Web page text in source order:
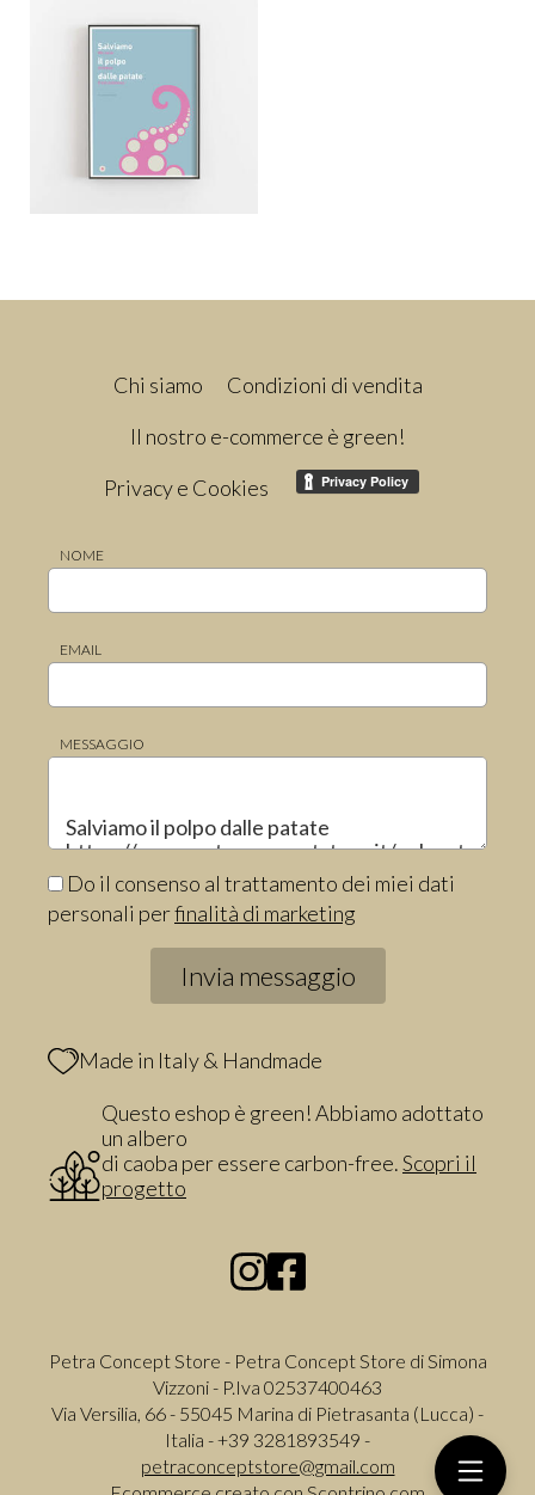
Chi siamo
Condizioni di vendita
Il nostro e-commerce è green!
Privacy e Cookies
NOME
EMAIL
MESSAGGIO
Do il consenso al trattamento dei miei dati
personali perfinalità di marketing
Made in Italy & Handmade
Questo eshop è green! Abbiamo adottato
un albero
di caoba per essere carbon-free.Scopri il
progetto
Petra Concept Store - Petra Concept Store di Simona
Vizzoni - P.Iva 02537400463
Via Versilia, 66 - 55045 Marina di Pietrasanta (Lucca) -
Italia - +39 3281893549 -
petraconceptstore@gmail.com